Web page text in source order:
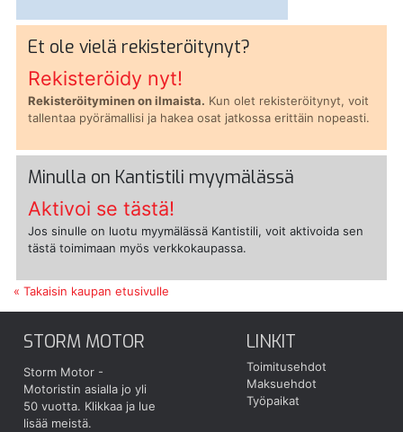
Et ole vielä rekisteröitynyt?
Rekisteröidy nyt!
Rekisteröityminen on ilmaista. Kun olet rekisteröitynyt, voit
tallentaa pyörämallisi ja hakea osat jatkossa erittäin nopeasti.
Minulla on Kantistili myymälässä
Aktivoi se tästä!
Jos sinulle on luotu myymälässä Kantistili, voit aktivoida sen
tästä toimimaan myös verkkokaupassa.
« Takaisin kaupan etusivulle
STORM MOTOR
Storm Motor -
Motoristin asialla jo yli
50 vuotta. Klikkaa ja lue
lisää meistä.
LINKIT
Toimitusehdot
Maksuehdot
Työpaikat